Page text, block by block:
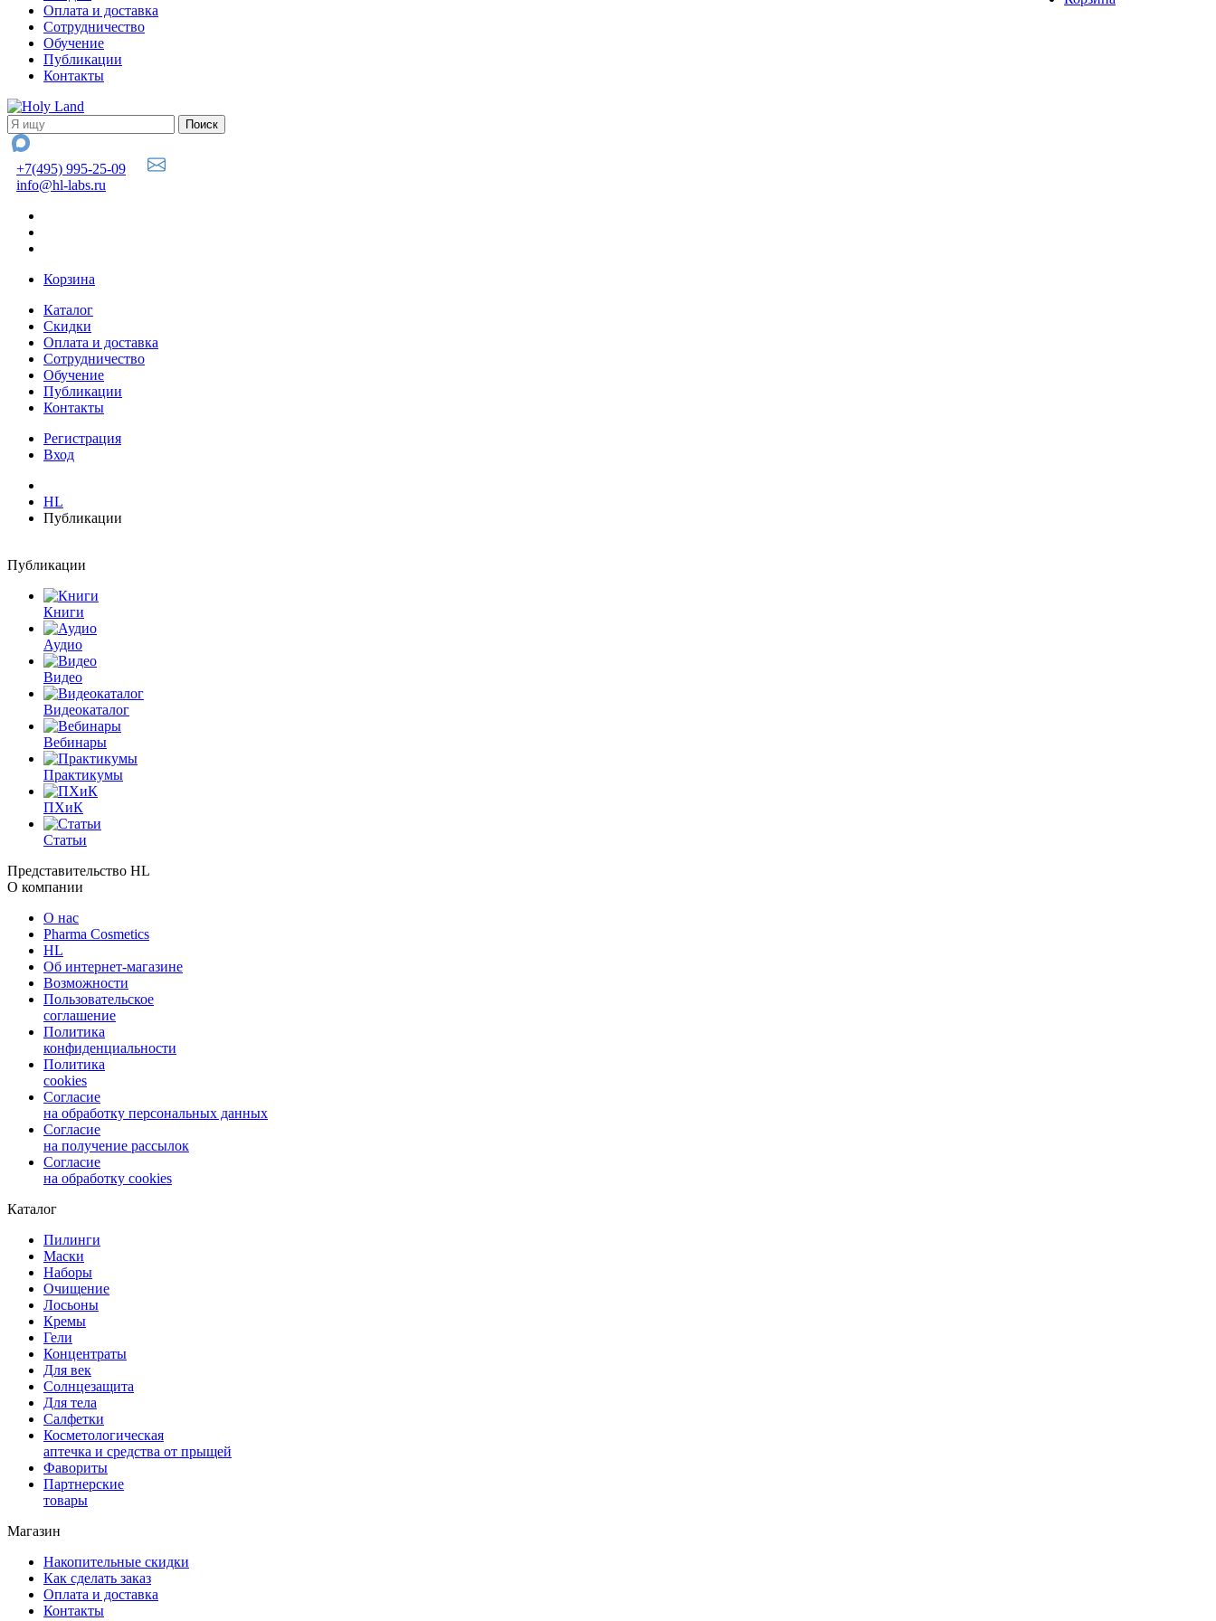
Оплата и доставка
Сотрудничество
Обучение
Публикации
Контакты
+7(495) 995-25-09
info@hl-labs.ru
Корзина
Каталог
Скидки
Оплата и доставка
Сотрудничество
Обучение
Публикации
Контакты
Регистрация
Вход
HL
Публикации
Публикации
Книги
Аудио
Видео
Видеокаталог
Вебинары
Практикумы
ПХиК
Статьи
Представительство HL
О компании
О нас
Pharma Cosmetics
HL
Об интернет-магазине
Возможности
Пользовательское
соглашение
Политика
конфиденциальности
Политика
cookies
Согласие
на обработку персональных данных
Согласие
на получение рассылок
Согласие
на обработку cookies
Каталог
Пилинги
Маски
Наборы
Очищение
Лосьоны
Кремы
Гели
Концентраты
Для век
Солнцезащита
Для тела
Салфетки
Косметологическая
аптечка и средства от прыщей
Фавориты
Партнерские
товары
Магазин
Накопительные скидки
Как сделать заказ
Оплата и доставка
Контакты